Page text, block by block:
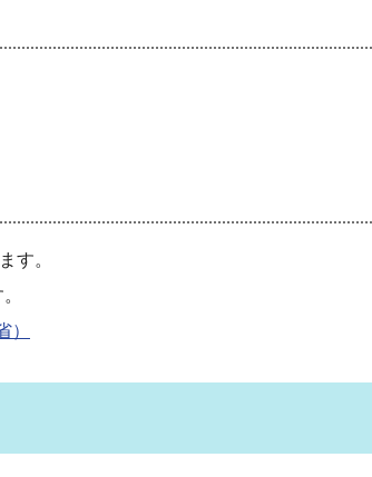
す。
）